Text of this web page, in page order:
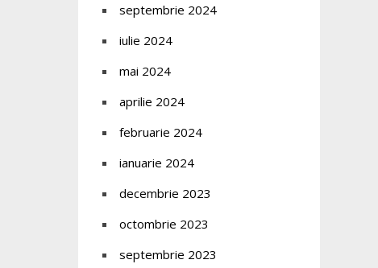
septembrie 2024
iulie 2024
mai 2024
aprilie 2024
februarie 2024
ianuarie 2024
decembrie 2023
octombrie 2023
septembrie 2023